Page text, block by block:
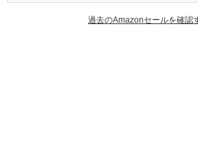
過去のAmazonセールを確認